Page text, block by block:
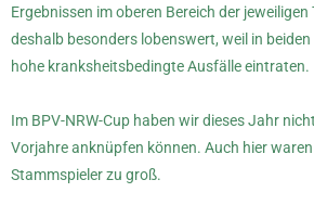
Ergebnissen im oberen Bereich der
deshalb besonders lobenswert, weil in
hohe kranksheitsbedingte Ausfälle eintraten.
Im BPV-NRW-Cup haben wir dieses Jahr
Vorjahre anknüpfen können. Auch hier
Stammspieler zu groß.